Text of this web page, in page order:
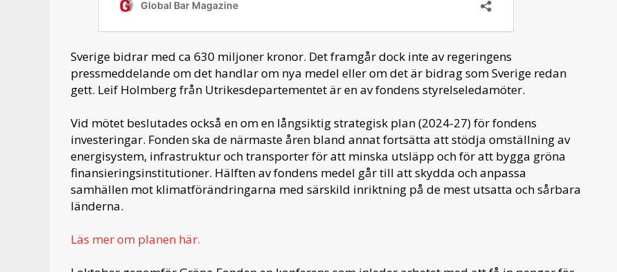
Sverige bidrar med ca 630 miljoner kronor. Det framgår dock inte av regeringens
pressmeddelande om det handlar om nya medel eller om det är bidrag som Sverige redan
gett. Leif Holmberg från Utrikesdepartementet är en av fondens styrelseledamöter.
Vid mötet beslutades också en om en långsiktig strategisk plan (2024-27) för fondens
investeringar. Fonden ska de närmaste åren bland annat fortsätta att stödja omställning av
energisystem, infrastruktur och transporter för att minska utsläpp och för att bygga gröna
finansieringsinstitutioner. Hälften av fondens medel går till att skydda och anpassa
samhällen mot klimatförändringarna med särskild inriktning på de mest utsatta och sårbara
länderna.
Läs mer om planen här.